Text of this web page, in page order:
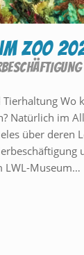
Zoo
Wo
Natürlich im
über deren
LWL-Museum…